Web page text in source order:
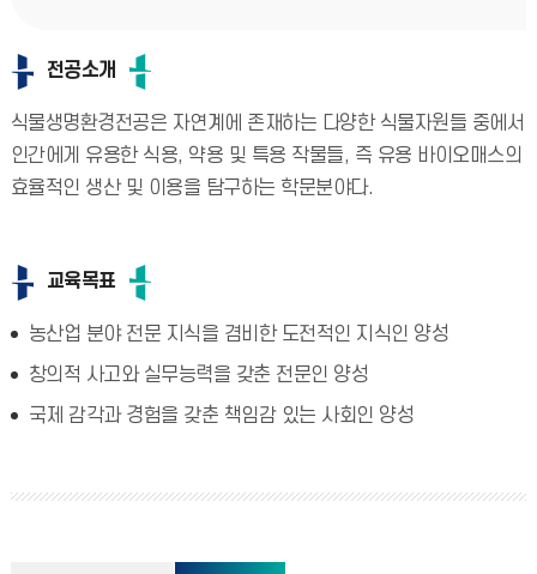
전공소개
식물생명환경전공은 자연계에 존재하는 다양한 식물자원들 중에서
인간에게 유용한 식용, 약용 및 특용 작물들, 즉 유용 바이오매스의
효율적인 생산 및 이용을 탐구하는 학문분야다.
교육목표
농산업 분야 전문 지식을 겸비한 도전적인 지식인 양성
창의적 사고와 실무능력을 갖춘 전문인 양성
국제 감각과 경험을 갖춘 책임감 있는 사회인 양성